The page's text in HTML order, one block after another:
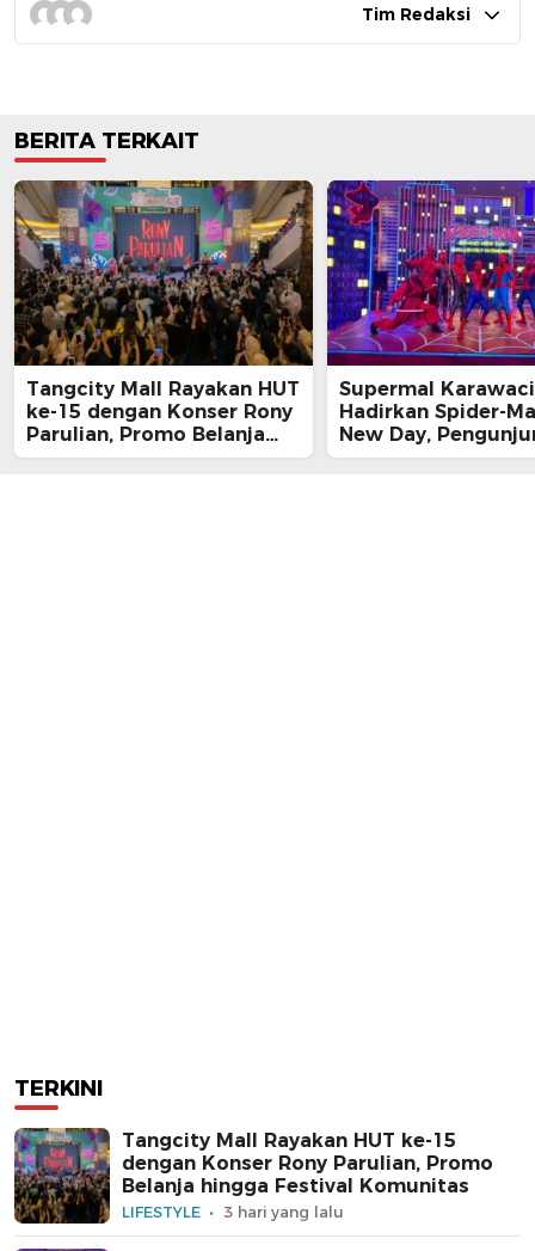
Tim Redaksi
BERITA TERKAIT
Tangcity Mall Rayakan HUT
ke-15 dengan Konser Rony
Parulian, Promo Belanja
hingga Festival Komunitas
Supermal Karawaci
Hadirkan Spider-
New Day,
Main, Bertemu
TERKINI
Tangcity Mall Rayakan HUT ke-15
dengan Konser Rony Parulian, Promo
Belanja hingga Festival Komunitas
LIFESTYLE 3 hari yang lalu